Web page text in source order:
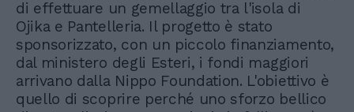
di effettuare un gemellaggio tra l'isola di
Ojika e Pantelleria. Il progetto è stato
sponsorizzato, con un piccolo finanziamento,
dal ministero degli Esteri, i fondi maggiori
arrivano dalla Nippo Foundation. L'obiettivo è
quello di scoprire perché uno sforzo bellico